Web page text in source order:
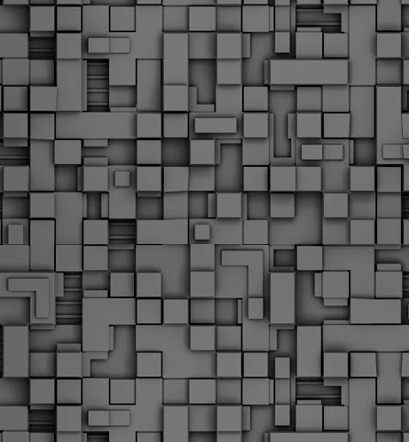
FEB
18
ΣτΕ: Οριστική απόρριψη της επαναφοράς του 13ου
και 14ου μισθού για τους δημοσίους υπαλλήλους
Με την απόφαση αυτή, το ΣτΕ απορρίπτει οριστικά τις
αξιώσεις των δημοσίων υπαλλήλων για επαναφορά των
δώρων, επικυρώνοντας την τρέχουσα κατάσταση παρά τις
αντιδράσεις της ΑΔΕΔΥ
Το ΣτΕ απέρριψε οριστικά την προσφυγή της ΑΔΕΔΥ και ενός
εκπαιδευτικού για την επαναφορά των δώρων Χριστουγέννων,
Πάσχα και θερινής άδειας (13ος και 14ος μισθός) στους
εργαζόμενους του δημόσιου τομέα, κλείνοντας μια μακρά
διαμάχη δεκαετιών που αφορούσε τις μνημονιακές περικοπές.
Γνωστοποίηση έκδοσης οριστικών αποτελεσμάτων –
Παροχή οδηγιών.
► Δείτε/κατεβάστε την πολυαναμενόμενη εγκύκλιο του Υπ.
FEB
1
Με διαρροή 2 μέρες πριν την στάση εργασίας
ενημερώνει το ΣτΕ για την απόρριψη της επαναφοράς